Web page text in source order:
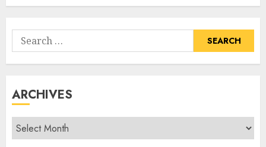
Tumbuhan
Search
for:
ARCHIVES
Archives